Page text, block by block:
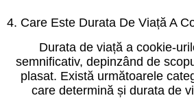
4. Care Este Durata De Viață A
Durata de viață a cookie-
semnificativ, depinzând de
plasat. Există următoarele
care determină și durata de